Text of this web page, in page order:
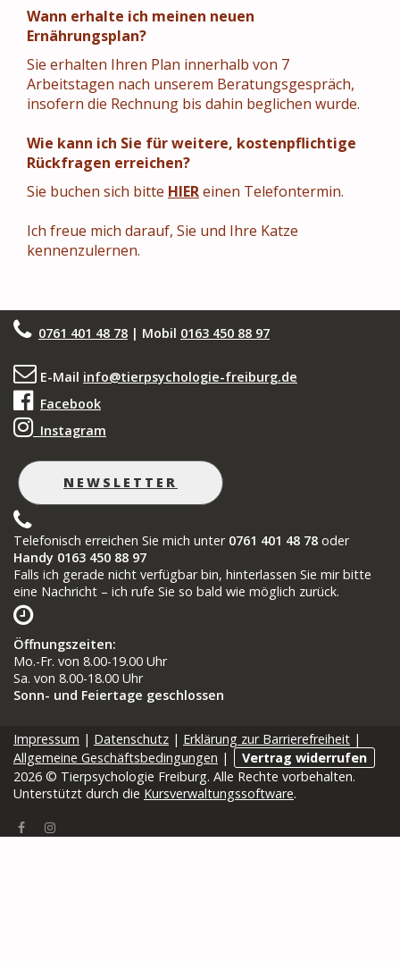
Wann erhalte ich meinen neuen
Ernährungsplan?
Sie erhalten Ihren Plan innerhalb von 7
Arbeitstagen nach unserem Beratungsgespräch,
insofern die Rechnung bis dahin beglichen wurde.
Wie kann ich Sie für weitere, kostenpflichtige
Rückfragen erreichen?
Sie buchen sich bitte HIEReinen Telefontermin.
Ich freue mich darauf, Sie und Ihre Katze
kennenzulernen.
0761 401 48 78 | Mobil 0163 450 88 97
E-Mail info@tierpsychologie-freiburg.de
Facebook
Instagram
NEWSLETTER
Telefonisch erreichen Sie mich unter 0761 401 48 78 oder
Handy 0163 450 88 97
Falls ich gerade nicht verfügbar bin, hinterlassen Sie mir bitte
eine Nachricht – ich rufe Sie so bald wie möglich zurück.
Öffnungszeiten:
Mo.-Fr. von 8.00-19.00 Uhr
Sa. von 8.00-18.00 Uhr
Sonn- und Feiertage geschlossen
Impressum | Datenschutz | Erklärung zur Barrierefreiheit |
Allgemeine Geschäftsbedingungen |
Vertrag widerrufen
2026 © Tierpsychologie Freiburg. Alle Rechte vorbehalten.
Unterstützt durch die Kursverwaltungssoftware.